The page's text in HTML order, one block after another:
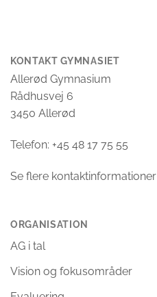
KONTAKT GYMNASIET
Allerød Gymnasium
Rådhusvej 6
3450 Allerød
Telefon: +45 48 17 75 55
Se flere kontaktinformationer
ORGANISATION
AG i tal
Vision og fokusområder